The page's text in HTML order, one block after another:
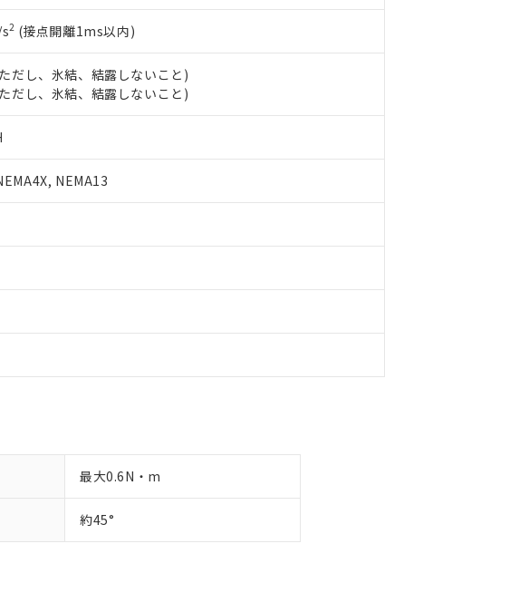
2 (接点開離1ms以内)
だし、氷結、結露しないこと)
だし、氷結、結露しないこと)
NEMA13
最大0.6N・m
約45°